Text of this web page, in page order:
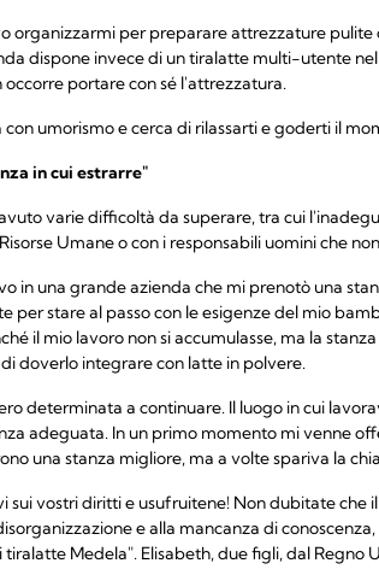
organizzarmi per preparare attrezzature
dispone invece di un tiralatte multi-utente
portare con sé l'attrezzatura.
umorismo e cerca di rilassarti e goderti il
in cui estrarre"
varie difficoltà da superare, tra cui
Umane o con i responsabili uomini che
in una grande azienda che mi prenotò una
per stare al passo con le esigenze del mio
il mio lavoro non si accumulasse, ma la
doverlo integrare con latte in polvere.
determinata a continuare. Il luogo in cui
adeguata. In un primo momento mi venne
una stanza migliore, ma a volte spariva la
vostri diritti e usufruitene! Non dubitate che
e alla mancanza di
Medela". Elisabeth, due figli, dal Regno